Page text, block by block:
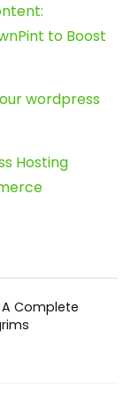
to Boost
wordpress
Hosting
Complete